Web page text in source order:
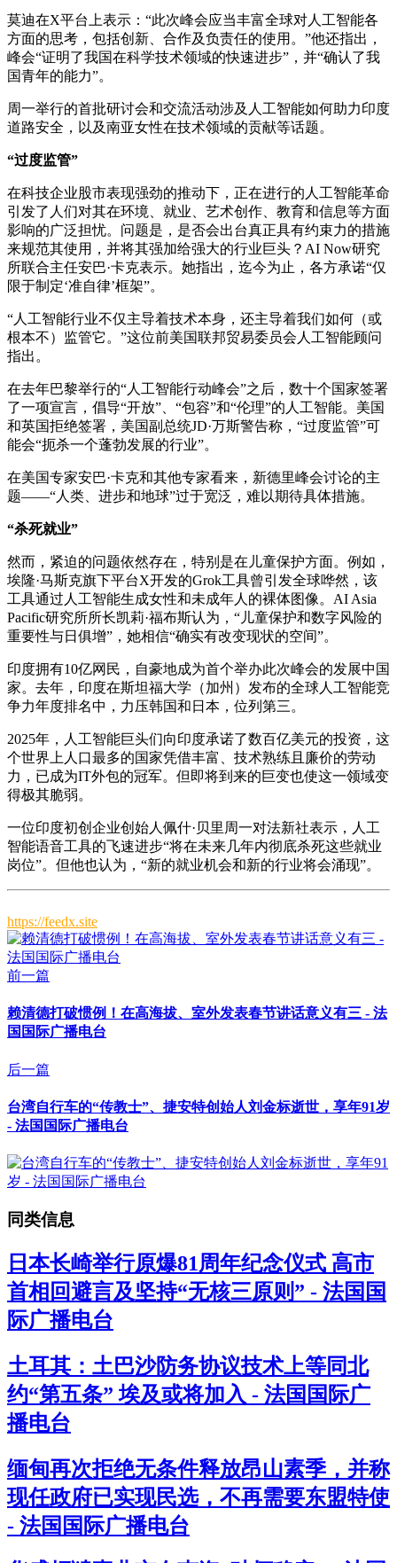
莫迪在X平台上表示：“此次峰会应当丰富全球对人工智能各
方面的思考，包括创新、合作及负责任的使用。”他还指出，
峰会“证明了我国在科学技术领域的快速进步”，并“确认了我
国青年的能力”。
周一举行的首批研讨会和交流活动涉及人工智能如何助力印度
道路安全，以及南亚女性在技术领域的贡献等话题。
“过度监管”
在科技企业股市表现强劲的推动下，正在进行的人工智能革命
引发了人们对其在环境、就业、艺术创作、教育和信息等方面
影响的广泛担忧。问题是，是否会出台真正具有约束力的措施
来规范其使用，并将其强加给强大的行业巨头？AI Now研究
所联合主任安巴·卡克表示。她指出，迄今为止，各方承诺“仅
限于制定‘准自律’框架”。
“人工智能行业不仅主导着技术本身，还主导着我们如何（或
根本不）监管它。”这位前美国联邦贸易委员会人工智能顾问
指出。
在去年巴黎举行的“人工智能行动峰会”之后，数十个国家签署
了一项宣言，倡导“开放”、“包容”和“伦理”的人工智能。美国
和英国拒绝签署，美国副总统JD·万斯警告称，“过度监管”可
能会“扼杀一个蓬勃发展的行业”。
在美国专家安巴·卡克和其他专家看来，新德里峰会讨论的主
题——“人类、进步和地球”过于宽泛，难以期待具体措施。
“杀死就业”
然而，紧迫的问题依然存在，特别是在儿童保护方面。例如，
埃隆·马斯克旗下平台X开发的Grok工具曾引发全球哗然，该
工具通过人工智能生成女性和未成年人的裸体图像。AI Asia
Pacific研究所所长凯莉·福布斯认为，“儿童保护和数字风险的
重要性与日俱增”，她相信“确实有改变现状的空间”。
印度拥有10亿网民，自豪地成为首个举办此次峰会的发展中国
家。去年，印度在斯坦福大学（加州）发布的全球人工智能竞
争力年度排名中，力压韩国和日本，位列第三。
2025年，人工智能巨头们向印度承诺了数百亿美元的投资，这
个世界上人口最多的国家凭借丰富、技术熟练且廉价的劳动
力，已成为IT外包的冠军。但即将到来的巨变也使这一领域变
得极其脆弱。
一位印度初创企业创始人佩什·贝里周一对法新社表示，人工
智能语音工具的飞速进步“将在未来几年内彻底杀死这些就业
岗位”。但他也认为，“新的就业机会和新的行业将会涌现”。
https://feedx.site
前一篇
赖清德打破惯例！在高海拔、室外发表春节讲话意义有三 - 法
国国际广播电台
后一篇
台湾自行车的“传教士”、捷安特创始人刘金标逝世，享年91岁
- 法国国际广播电台
同类信息
日本长崎举行原爆81周年纪念仪式 高市
首相回避言及坚持“无核三原则” - 法国国
际广播电台
土耳其：土巴沙防务协议技术上等同北
约“第五条” 埃及或将加入 - 法国国际广
播电台
缅甸再次拒绝无条件释放昂山素季，并称
现任政府已实现民选，不再需要东盟特使
- 法国国际广播电台